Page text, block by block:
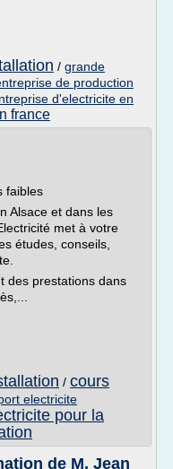
/ grande
de production
d'electricite en
france
faibles
Alsace et dans les
met à votre
études, conseils,
des prestations dans
/ cours
electricite
pour la
de M. Jean